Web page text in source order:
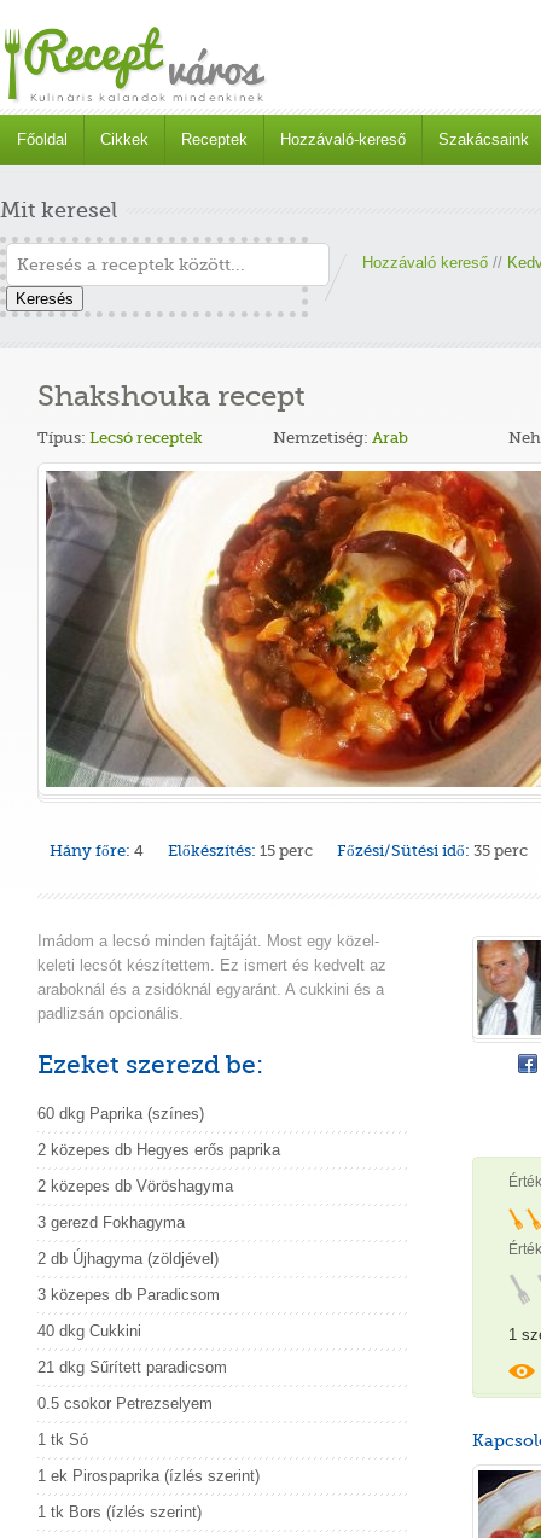
Főoldal Cikkek Receptek Hozzávaló-kereső Szakácsaink
Mit keresel
Keresés
Hozzávaló kereső //
Shakshouka recept
Típus: Lecsó receptek Nemzetiség: Arab
Hány főre: 4 Előkészítés: 15 perc Főzési/Sütési idő: 35 perc
Imádom a lecsó minden fajtáját. Most egy közel-
keleti lecsót készítettem. Ez ismert és kedvelt az
araboknál és a zsidóknál egyaránt. A cukkini és a
padlizsán opcionális.
Ezeket szerezd be:
60 dkg Paprika (színes)
2 közepes db Hegyes erős paprika
2 közepes db Vöröshagyma
3 gerezd Fokhagyma
2 db Újhagyma (zöldjével)
3 közepes db Paradicsom
40 dkg Cukkini
21 dkg Sűrített paradicsom
0.5 csokor Petrezselyem
1 tk Só
1 ek Pirospaprika (ízlés szerint)
1 tk Bors (ízlés szerint)
1